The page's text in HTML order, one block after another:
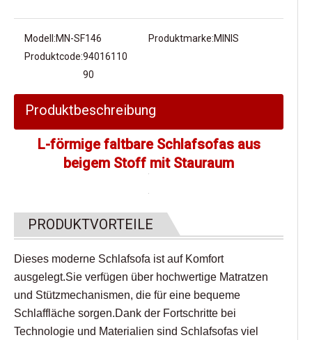
Modell:MN-SF146 Produktmarke:MINIS
Produktcode:94016110
90
Produktbeschreibung
L-förmige faltbare Schlafsofas aus
beigem Stoff mit Stauraum
PRODUKTVORTEILE
Dieses moderne Schlafsofa ist auf Komfort
ausgelegt.Sie verfügen über hochwertige Matratzen
und Stützmechanismen, die für eine bequeme
Schlaffläche sorgen.Dank der Fortschritte bei
Technologie und Materialien sind Schlafsofas viel